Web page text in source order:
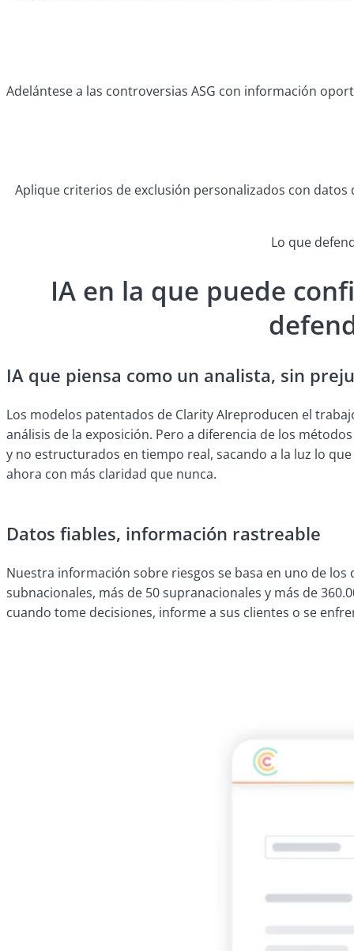
Adelántese a las controversias ASG con información
Aplique criterios de exclusión personalizados con
Lo que
IA en la que puede
IA que piensa como un analista, sin
Los modelos patentados de Clarity AIreproducen el
análisis de la exposición. Pero a diferencia de los
y no estructurados en tiempo real, sacando a la luz lo
ahora con más claridad que nunca.
Datos fiables, información rastreable
Nuestra información sobre riesgos se basa en uno de los
subnacionales, más de 50 supranacionales y más de
cuando tome decisiones, informe a sus clientes o se